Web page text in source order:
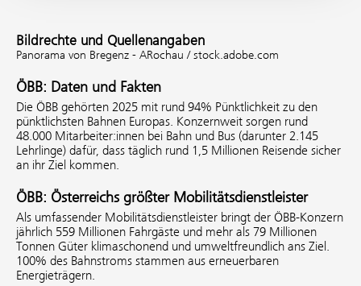
Bildrechte und Quellenangaben
Panorama von Bregenz - ARochau / stock.adobe.com
ÖBB: Daten und Fakten
Die ÖBB gehörten 2025 mit rund 94% Pünktlichkeit zu den
pünktlichsten Bahnen Europas. Konzernweit sorgen rund
48.000 Mitarbeiter:innen bei Bahn und Bus (darunter 2.145
Lehrlinge) dafür, dass täglich rund 1,5 Millionen Reisende sicher
an ihr Ziel kommen.
ÖBB: Österreichs größter Mobilitätsdienstleister
Als umfassender Mobilitätsdienstleister bringt der ÖBB-Konzern
jährlich 559 Millionen Fahrgäste und mehr als 79 Millionen
Tonnen Güter klimaschonend und umweltfreundlich ans Ziel.
100% des Bahnstroms stammen aus erneuerbaren
Energieträgern.